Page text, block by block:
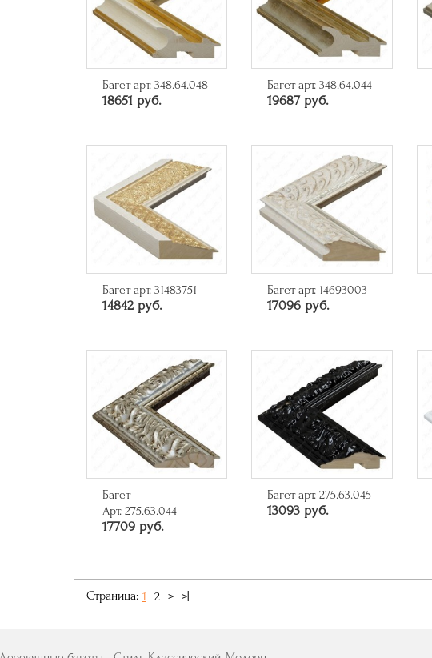
Багет арт. 348.64.048
18651 руб.
Багет арт. 348.64.044
19687 руб.
Багет арт. 31483751
14842 руб.
Багет арт. 14693003
17096 руб.
Багет
Арт. 275.63.044
17709 руб.
Багет арт. 275.63.045
13093 руб.
Страница: 1 2 > >|